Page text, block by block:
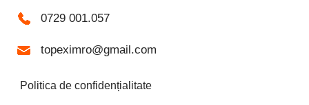
0729 001.057
topeximro@gmail.com
Politica de confidențialitate